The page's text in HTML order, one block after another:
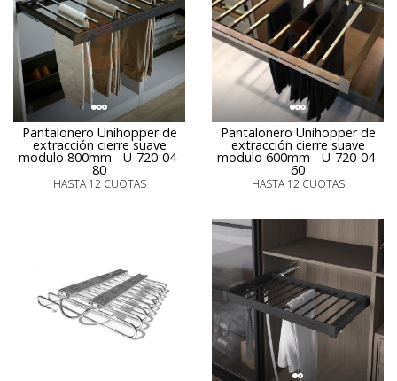
Pantalonero Unihopper de
extracción cierre suave
modulo 800mm - U-720-04-
80
HASTA 12 CUOTAS
Pantalonero Unihopper de
extracción cierre suave
modulo 600mm - U-720-04-
60
HASTA 12 CUOTAS